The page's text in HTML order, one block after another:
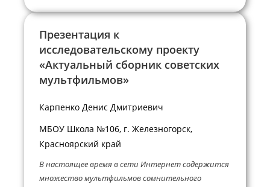
Презентация к
исследовательскому проекту
«Актуальный сборник советских
мультфильмов»
Карпенко Денис Дмитриевич
МБОУ Школа №106, г. Железногорск,
Красноярский край
В настоящее время в сети Интернет содержится
множество мультфильмов сомнительного